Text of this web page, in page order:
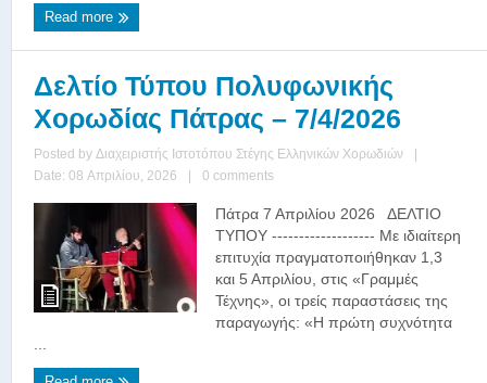
Read more
Δελτίο Τύπου Πολυφωνικής
Χορωδίας Πάτρας – 7/4/2026
Posted by Διαχειριστής Ιστοτόπου Στέγης Ελληνικών Χορωδιών
|
Date: 08 Απριλίου, 2026
| 0 comments
Πάτρα 7 Απριλίου 2026 ΔΕΛΤΙΟ
ΤΥΠΟΥ ------------------- Με ιδιαίτερη
επιτυχία πραγματοποιήθηκαν 1,3
και 5 Απριλίου, στις «Γραμμές
Τέχνης», οι τρείς παραστάσεις της
παραγωγής: «Η πρώτη συχνότητα